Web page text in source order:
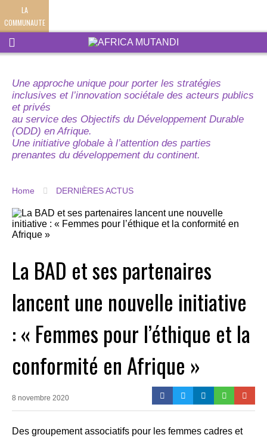
LA
COMMUNAUTE
Une approche unique pour porter les stratégies
inclusives et l’innovation sociétale des acteurs publics
et privés
au service des Objectifs du Développement Durable
(ODD) en Afrique.
Une initiative globale à l’attention des parties
prenantes du développement du continent.
Home DERNIÈRES ACTUS
La BAD et ses partenaires
lancent une nouvelle initiative
: « Femmes pour l’éthique et la
conformité en Afrique »
8 novembre 2020
Des groupement associatifs pour les femmes cadres et